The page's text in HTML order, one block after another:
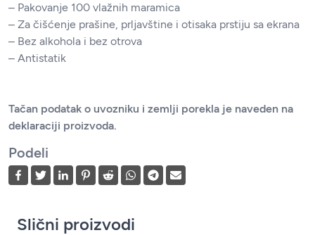
– Pakovanje 100 vlažnih maramica
– Za čišćenje prašine, prljavštine i otisaka prstiju sa ekrana
– Bez alkohola i bez otrova
– Antistatik
Tačan podatak o uvozniku i zemlji porekla je naveden na
deklaraciji proizvoda.
Podeli
Slični proizvodi